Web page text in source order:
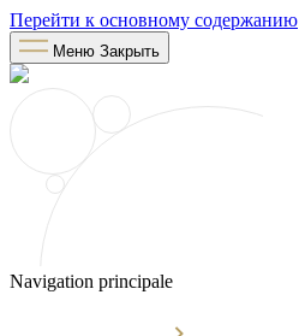
Перейти к основному содержанию
Меню Закрыть
Navigation principale